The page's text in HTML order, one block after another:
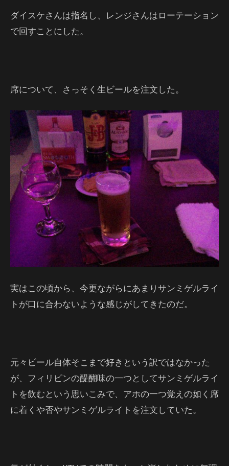
ダイスケさんは指名し、レンジさんはローテーション
で回すことにした。
席について、さっそく生ビールを注文した。
実はこの頃から、今更ながらにあまりサンミゲルライ
トが口に合わないような感じがしてきたのだ。
元々ビール自体そこまで好きという訳ではなかった
が、フィリピンの醍醐味の一つとしてサンミゲルライ
トを飲むという思いこみで、アホの一つ覚えの如く席
に着くや否やサンミゲルライトを注文していた。